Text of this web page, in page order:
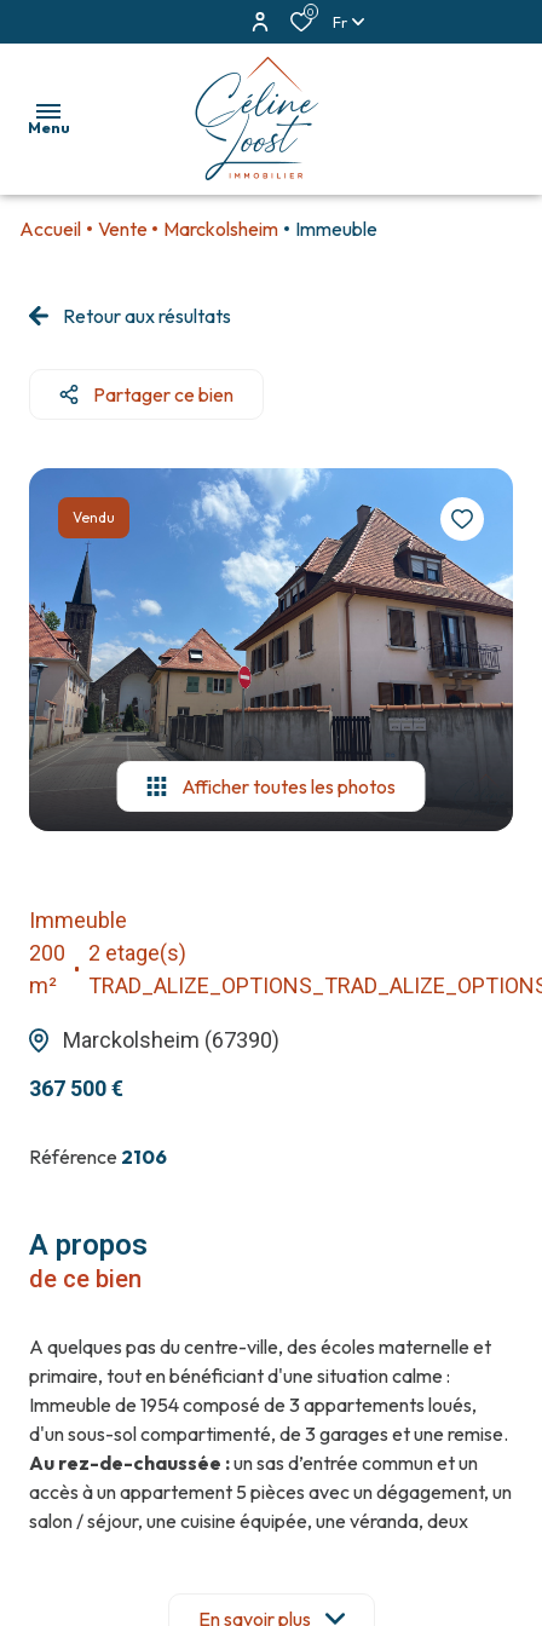
0 Fr
Menu
estimation
mail
agence
contact
Accueil Vente Marckolsheim Immeuble
Retour aux résultats
Partager ce bien
Vendu
Afficher toutes les photos
Immeuble
200
m²
2 etage(s)
Marckolsheim (67390)
367 500 €
Référence 2106
A propos
de ce bien
A quelques pas du centre-ville, des écoles maternelle et
primaire, tout en bénéficiant d'une situation calme :
Immeuble de 1954 composé de 3 appartements loués,
d'un sous-sol compartimenté, de 3 garages et une remise.
Au rez-de-chaussée :un sas d’entrée commun et un
accès à un appartement 5 pièces avec un dégagement, un
salon / séjour, une cuisine équipée, une véranda, deux
un palier commun avec placard et balcon et un
En savoir plus